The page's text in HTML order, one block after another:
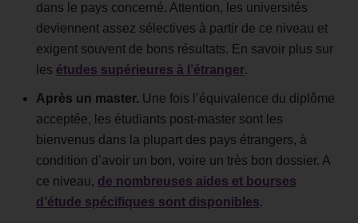
dans le pays concerné. Attention, les universités
deviennent assez sélectives à partir de ce niveau et
exigent souvent de bons résultats. En savoir plus sur
les études supérieures à l’étranger.
Après un master. Une fois l’équivalence du diplôme
acceptée, les étudiants post-master sont les
bienvenus dans la plupart des pays étrangers, à
condition d’avoir un bon, voire un très bon dossier. A
ce niveau, de nombreuses aides et bourses
d’étude spécifiques sont disponibles.